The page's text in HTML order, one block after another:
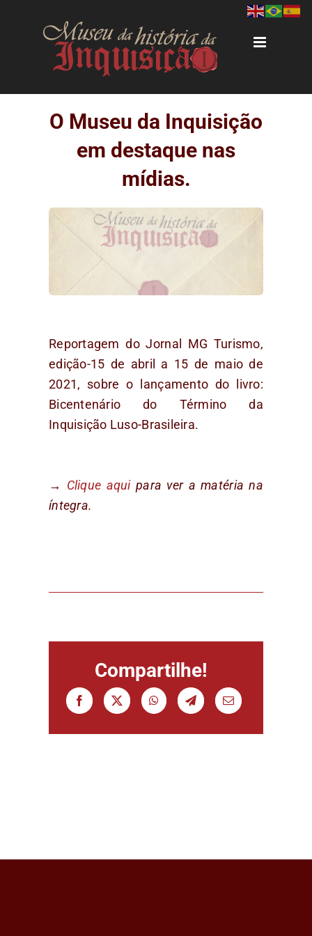
conteúdo
O Museu da Inquisição
em destaque nas
mídias.
Reportagem do Jornal MG Turismo,
edição-15 de abril a 15 de maio de
2021, sobre o lançamento do livro:
Bicentenário do Término da
Inquisição Luso-Brasileira.
→ Clique aquipara ver a matéria na
íntegra.
Compartilhe!